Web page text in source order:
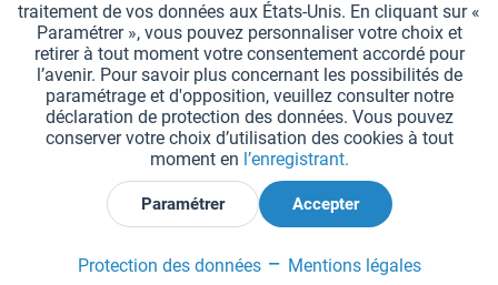
*Tous les prix comprennent la TVA et sont indiqués horsfrais de port.
Paramètres des cookies Demander le catalogue
Gravures laser sur des témoins Newsletter Qui sommes nous ?
Aide et support Contact Livraison et paiement
Retour & remboursement Droit de rétractation
Protection des données CGV Mentions légales
Déclarer la rétractation
traitement de vos données aux États-Unis. En cliquant sur «
Paramétrer », vous pouvez personnaliser votre choix et
retirer à tout moment votre consentement accordé pour
l’avenir. Pour savoir plus concernant les possibilités de
paramétrage et d'opposition, veuillez consulter notre
déclaration de protection des données. Vous pouvez
conserver votre choix d’utilisation des cookies à tout
moment en l’enregistrant.
Paramétrer Accepter
Protection des données Mentions légales